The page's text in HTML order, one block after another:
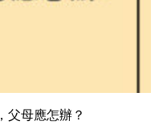
父母應怎辦？